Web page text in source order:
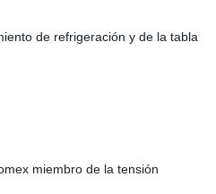
de refrigeración y de la tabla
miembro de la tensión